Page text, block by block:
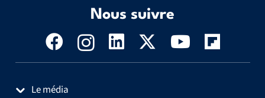
Nous suivre
Le média